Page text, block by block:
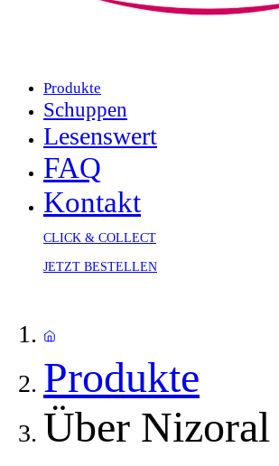
Produkte
Schuppen
Lesenswert
FAQ
Kontakt
CLICK & COLLECT
JETZT BESTELLEN
Produkte
Über Nizoral